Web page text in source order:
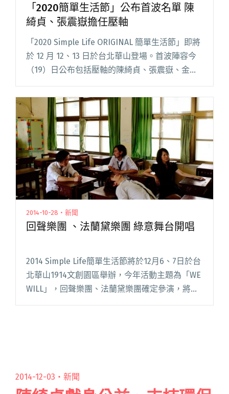
「2020簡單生活節」公布首波名單 陳
綺貞、張震嶽擔任壓軸
「2020 Simple Life ORIGINAL 簡單生活節」即將
於 12 月 12、13 日於台北華山登場。首波陣容今
（19）日公布包括壓軸的陳綺貞、張震嶽、金曲
獲獎無數的生祥樂隊、米莎、東京中央線、陳建
年、紀曉君等。 此外，簡單限定閱讀全文
"「2020簡單生活節」公布首波名單 陳綺貞、張
震嶽擔任壓軸"
2014-10-28・新聞
回聲樂團 、法蘭黛樂團 綠意舞台開唱
2014 Simple Life簡單生活節將於12月6、7日於台
北華山1914文創園區舉辦，今年活動主題為「WE
WILL」，回聲樂團、法蘭黛樂團確定參演，將於
綠意舞台開唱。 回聲樂團6日將於綠意舞台演
2014-12-03・ 新聞